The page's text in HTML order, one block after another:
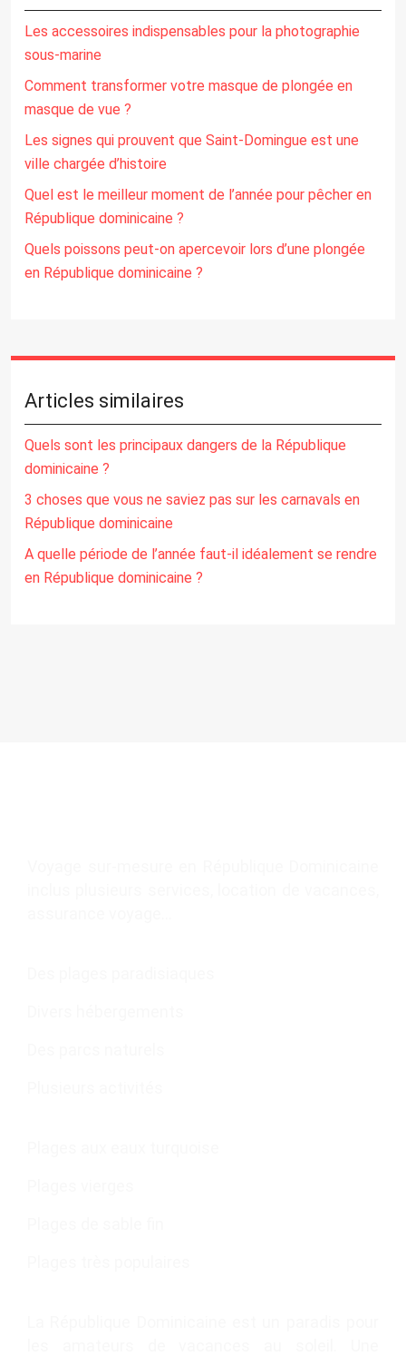
Les accessoires indispensables pour la photographie
sous-marine
Comment transformer votre masque de plongée en
masque de vue ?
Les signes qui prouvent que Saint-Domingue est une
ville chargée d’histoire
Quel est le meilleur moment de l’année pour pêcher en
République dominicaine ?
Quels poissons peut-on apercevoir lors d’une plongée
en République dominicaine ?
Articles similaires
Quels sont les principaux dangers de la République
dominicaine ?
3 choses que vous ne saviez pas sur les carnavals en
République dominicaine
A quelle période de l’année faut-il idéalement se rendre
en République dominicaine ?